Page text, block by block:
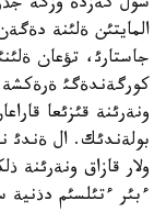
سول كةزدة وزگة
المايتئن ةلئنة
جاستارئ، تؤعان
كورگةندةگئ ةرةكشة
ونةرئنة قئزئعا
بولةندئك. ال ةندئ
ولار قازاق ونةرئنة
ءبئر ءتئلسئم